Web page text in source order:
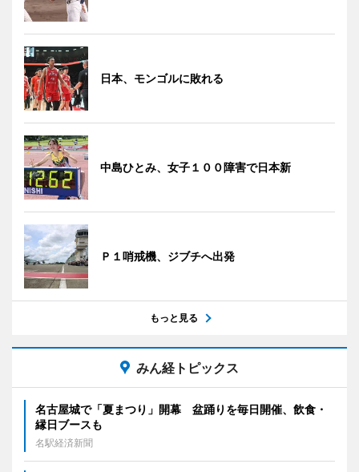
日本、モンゴルに敗れる
中島ひとみ、女子１００障害で日本新
Ｐ１哨戒機、ジブチへ出発
もっと見る
みん経トピックス
名古屋城で「夏まつり」開幕 盆踊りを毎日開催、飲食・
縁日ブースも
名駅経済新聞